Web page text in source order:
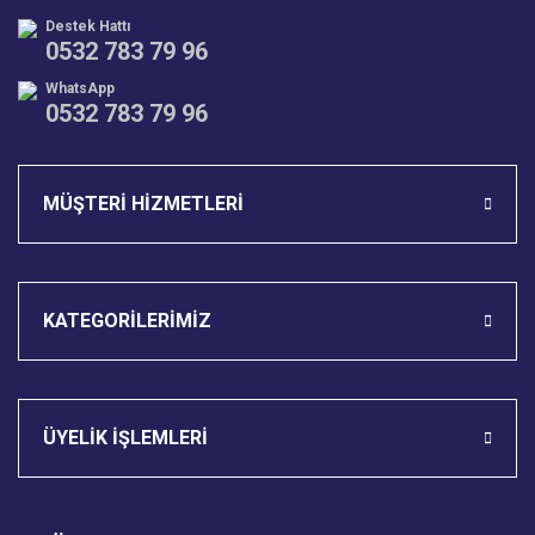
Destek Hattı
0532 783 79 96
WhatsApp
0532 783 79 96
MÜŞTERİ HİZMETLERİ
KATEGORİLERİMİZ
ÜYELİK İŞLEMLERİ